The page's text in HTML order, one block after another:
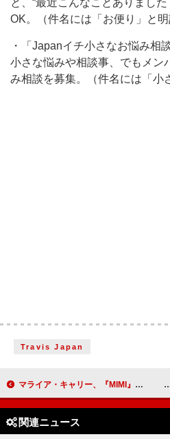
と、“最近こんなことありまし
OK。（件名には「お便り」と明
・「Japanイチ小さなお悩み相談
小さな悩みや相談事、でもメン
み相談を募集。（件名には「小
Travis Japan
マライア・キャリー、『MIMI』20周年を記念して当時のお気に入りの瞬間を共有
関連ニュース